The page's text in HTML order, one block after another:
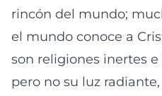
rincón del mundo;
el mundo conoce a
son religiones inertes
pero no su luz